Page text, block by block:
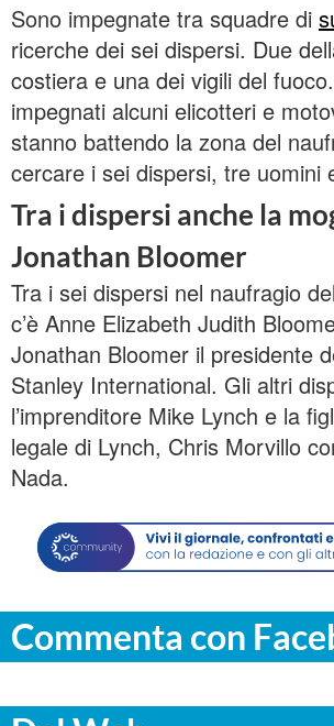
Sono impegnate tra squadre di
ricerche dei sei dispersi. Due
costiera e una dei vigili del
impegnati alcuni elicotteri e
stanno battendo la zona del
cercare i sei dispersi, tre uomini
Tra i dispersi anche la
Jonathan Bloomer
Tra i sei dispersi nel naufragio
c’è Anne Elizabeth Judith
Jonathan Bloomer il presidente
Stanley International. Gli altri
l’imprenditore Mike Lynch e la
legale di Lynch, Chris Morvillo
Nada.
Commenta con